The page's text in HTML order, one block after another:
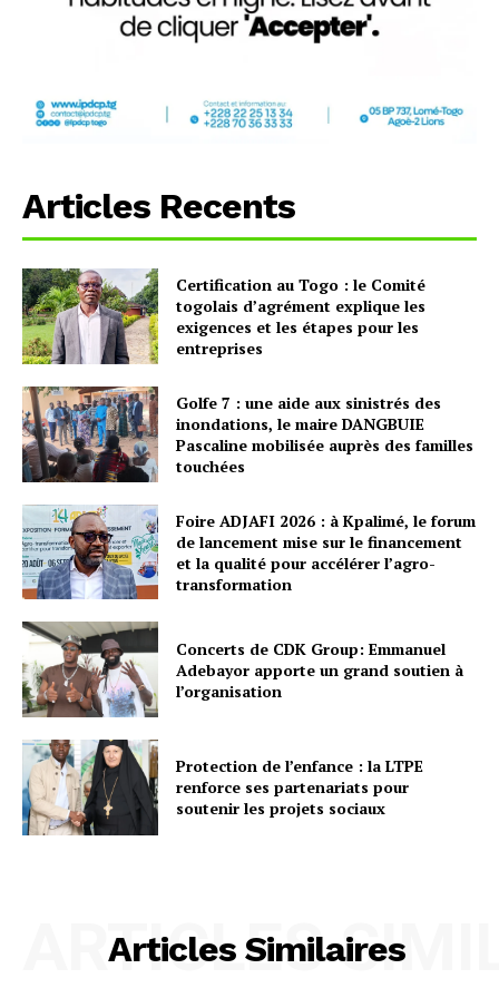
Articles Recents
Certification au Togo : le Comité
togolais d’agrément explique les
exigences et les étapes pour les
entreprises
Golfe 7 : une aide aux sinistrés des
inondations, le maire DANGBUIE
Pascaline mobilisée auprès des familles
touchées
Foire ADJAFI 2026 : à Kpalimé, le forum
de lancement mise sur le financement
et la qualité pour accélérer l’agro-
transformation
Concerts de CDK Group: Emmanuel
Adebayor apporte un grand soutien à
l’organisation
Protection de l’enfance : la LTPE
renforce ses partenariats pour
soutenir les projets sociaux
Articles Similaires
ARTICLES